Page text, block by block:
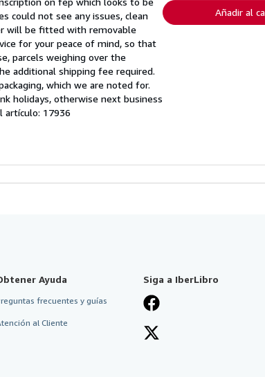
could not see any issues, clean
will be fitted with removable
for your peace of mind, so that
parcels weighing over the
additional shipping fee required.
which we are noted for.
holidays, otherwise next business
artículo: 17936
Añadir al
Ayuda
frecuentes y guías
al Cliente
Siga a IberLibro